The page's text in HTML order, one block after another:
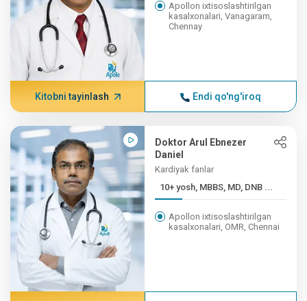
Apollon ixtisoslashtirilgan
kasalxonalari, Vanagaram,
Chennay
Kitobni tayinlash Endi qo'ng'iroq
Doktor Arul Ebnezer
Daniel
Kardiyak fanlar
10+ yosh, MBBS, MD, DNB ...
Apollon ixtisoslashtirilgan
kasalxonalari, OMR, Chennai